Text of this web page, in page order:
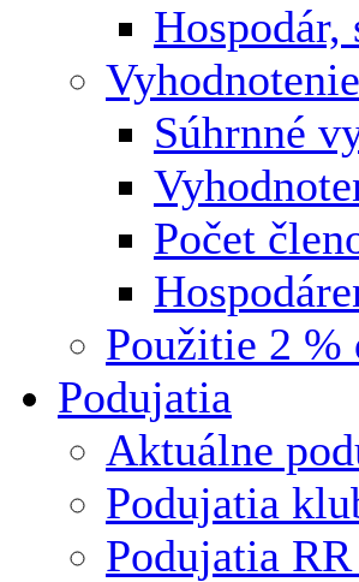
Hospodár,
Súhrnné
Počet
Použitie 2 %
Podujatia
Aktuálne
Podujatia
Podujatia